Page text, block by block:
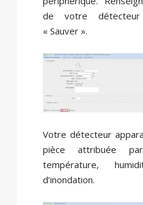
de votre
« Sauver ».
Votre détecteur
pièce attribuée
température,
d’inondation.